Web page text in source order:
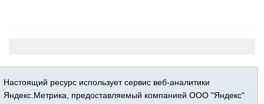
Настоящий ресурс использует сервис веб-аналитики
Яндекс.Метрика, предоставляемый компанией ООО "Яндекс"